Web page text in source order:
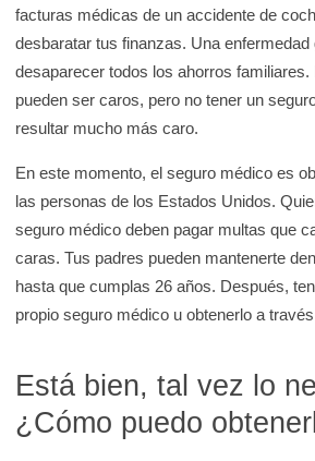
facturas médicas de un accidente de
desbaratar tus finanzas. Una
desaparecer todos los ahorros
pueden ser caros, pero no tener un
resultar mucho más caro.
En este momento, el seguro médico es
las personas de los Estados Unidos.
seguro médico deben pagar multas que
caras. Tus padres pueden mantenerte
hasta que cumplas 26 años. Después,
propio seguro médico u obtenerlo a
Está bien, tal vez lo
¿Cómo puedo